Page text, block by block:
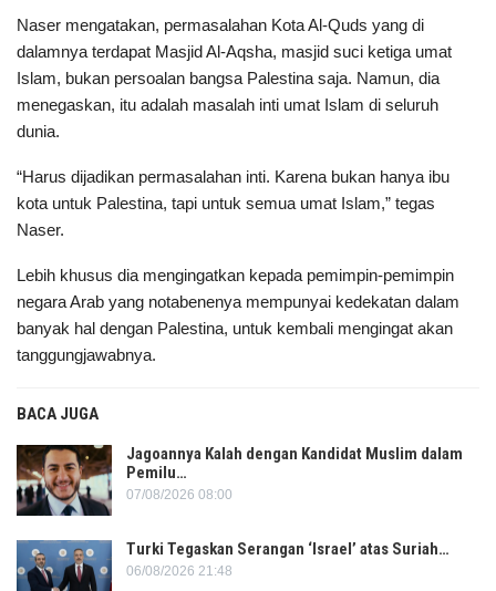
Naser mengatakan, permasalahan Kota Al-Quds yang di
dalamnya terdapat Masjid Al-Aqsha, masjid suci ketiga umat
Islam, bukan persoalan bangsa Palestina saja. Namun, dia
menegaskan, itu adalah masalah inti umat Islam di seluruh
dunia.
“Harus dijadikan permasalahan inti. Karena bukan hanya ibu
kota untuk Palestina, tapi untuk semua umat Islam,” tegas
Naser.
Lebih khusus dia mengingatkan kepada pemimpin-pemimpin
negara Arab yang notabenenya mempunyai kedekatan dalam
banyak hal dengan Palestina, untuk kembali mengingat akan
tanggungjawabnya.
BACA JUGA
Jagoannya Kalah dengan Kandidat Muslim dalam
Pemilu…
07/08/2026 08:00
Turki Tegaskan Serangan ‘Israel’ atas Suriah…
06/08/2026 21:48